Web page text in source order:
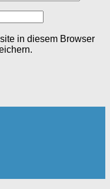
in diesem Browser